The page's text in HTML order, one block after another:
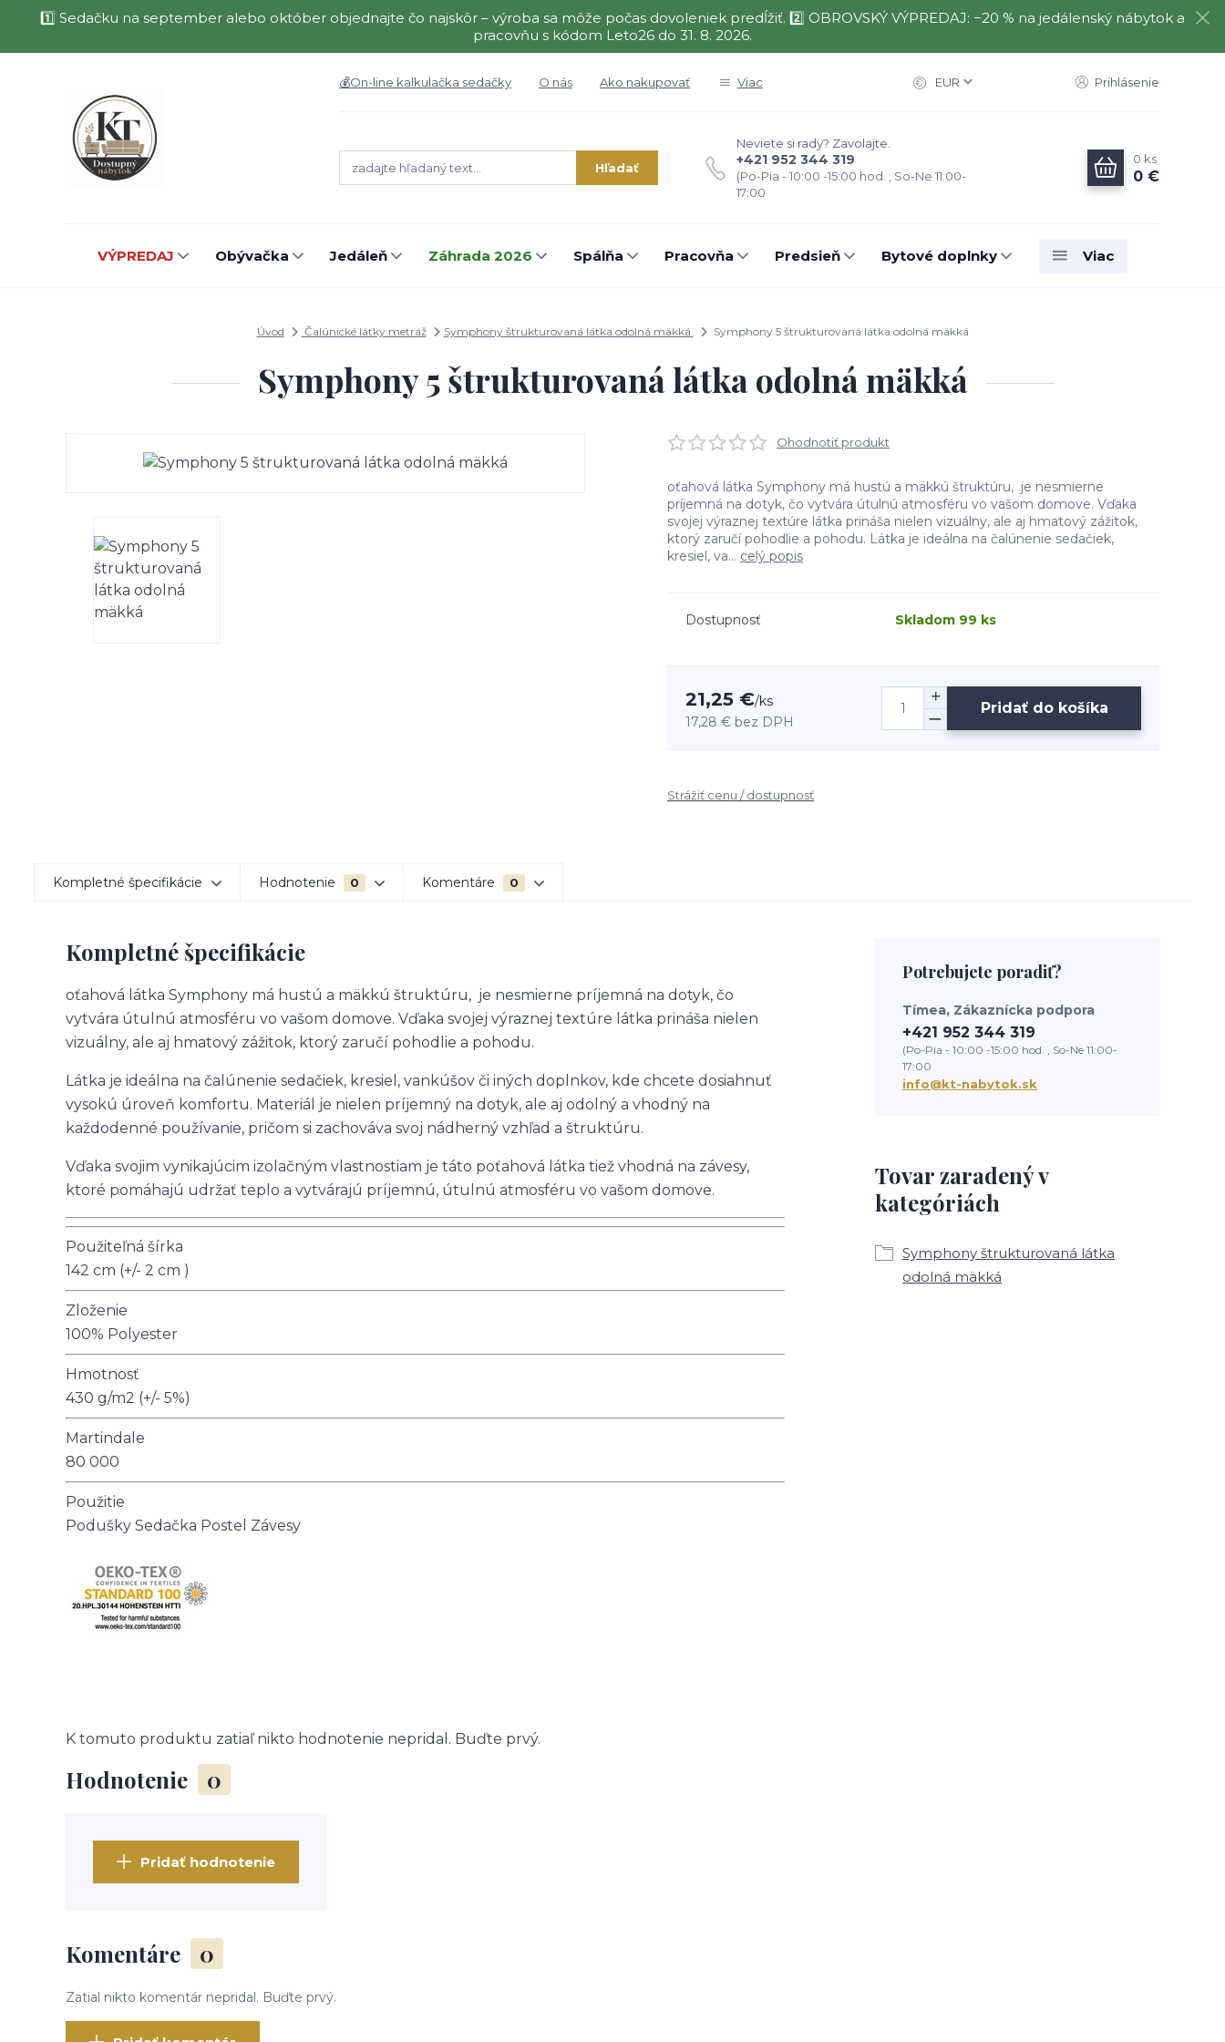
1️⃣ Sedačku na september alebo október objednajte čo najskôr – výroba sa môže počas dovoleniek predĺžiť. 2️⃣ OBROVSKÝ VÝPREDAJ: −20 % na jedálenský nábytok a
pracovňu s kódom Leto26 do 31. 8. 2026.
💰On-line kalkulačka sedačky O nás Ako nakupovať Viac EUR Prihlásenie
Hľadať
Neviete si rady? Zavolajte.
+421 952 344 319
(Po-Pia - 10:00 -15:00 hod. , So-Ne 11:00-
17:00
0 ks
0 €
VÝPREDAJ Obývačka Jedáleň Záhrada 2026 Spálňa Pracovňa Predsieň Bytové doplnky Viac
Úvod Čalúnické látky metráž Symphony štrukturovaná látka odolná mäkká Symphony 5 štrukturovaná látka odolná mäkká
Symphony 5 štrukturovaná látka odolná mäkká
Ohodnotiť produkt
oťahová látka Symphony má hustú a mäkkú štruktúru, je nesmierne
príjemná na dotyk, čo vytvára útulnú atmosféru vo vašom domove. Vďaka
svojej výraznej textúre látka prináša nielen vizuálny, ale aj hmatový zážitok,
ktorý zaručí pohodlie a pohodu. Látka je ideálna na čalúnenie sedačiek,
kresiel, va... celý popis
Dostupnosť Skladom 99 ks
21,25 €/ks
17,28 € bez DPH
Pridať do košíka
Strážiť cenu / dostupnosť
Kompletné špecifikácie Hodnotenie 0 Komentáre 0
Kompletné špecifikácie
oťahová látka Symphony má hustú a mäkkú štruktúru, je nesmierne príjemná na dotyk, čo
vytvára útulnú atmosféru vo vašom domove. Vďaka svojej výraznej textúre látka prináša nielen
vizuálny, ale aj hmatový zážitok, ktorý zaručí pohodlie a pohodu.
Látka je ideálna na čalúnenie sedačiek, kresiel, vankúšov či iných doplnkov, kde chcete dosiahnuť
vysokú úroveň komfortu. Materiál je nielen príjemný na dotyk, ale aj odolný a vhodný na
každodenné používanie, pričom si zachováva svoj nádherný vzhľad a štruktúru.
Vďaka svojim vynikajúcim izolačným vlastnostiam je táto poťahová látka tiež vhodná na závesy,
ktoré pomáhajú udržať teplo a vytvárajú príjemnú, útulnú atmosféru vo vašom domove.
Použiteľná šírka
142 cm (+/- 2 cm )
Zloženie
100% Polyester
Hmotnosť
430 g/m2 (+/- 5%)
Martindale
80 000
Použitie
Podušky Sedačka Postel Závesy
Hodnotenie 0
K tomuto produktu zatiaľ nikto hodnotenie nepridal. Buďte prvý.
Pridať hodnotenie
Komentáre 0
Zatial nikto komentár nepridal. Buďte prvý.
Tovar zaradený v
kategóriách
Symphony štrukturovaná látka
odolná mäkká
Potrebujete poradiť?
Tímea, Zákaznícka podpora
+421 952 344 319
(Po-Pia - 10:00 -15:00 hod. , So-Ne 11:00-
17:00
info@kt-nabytok.sk